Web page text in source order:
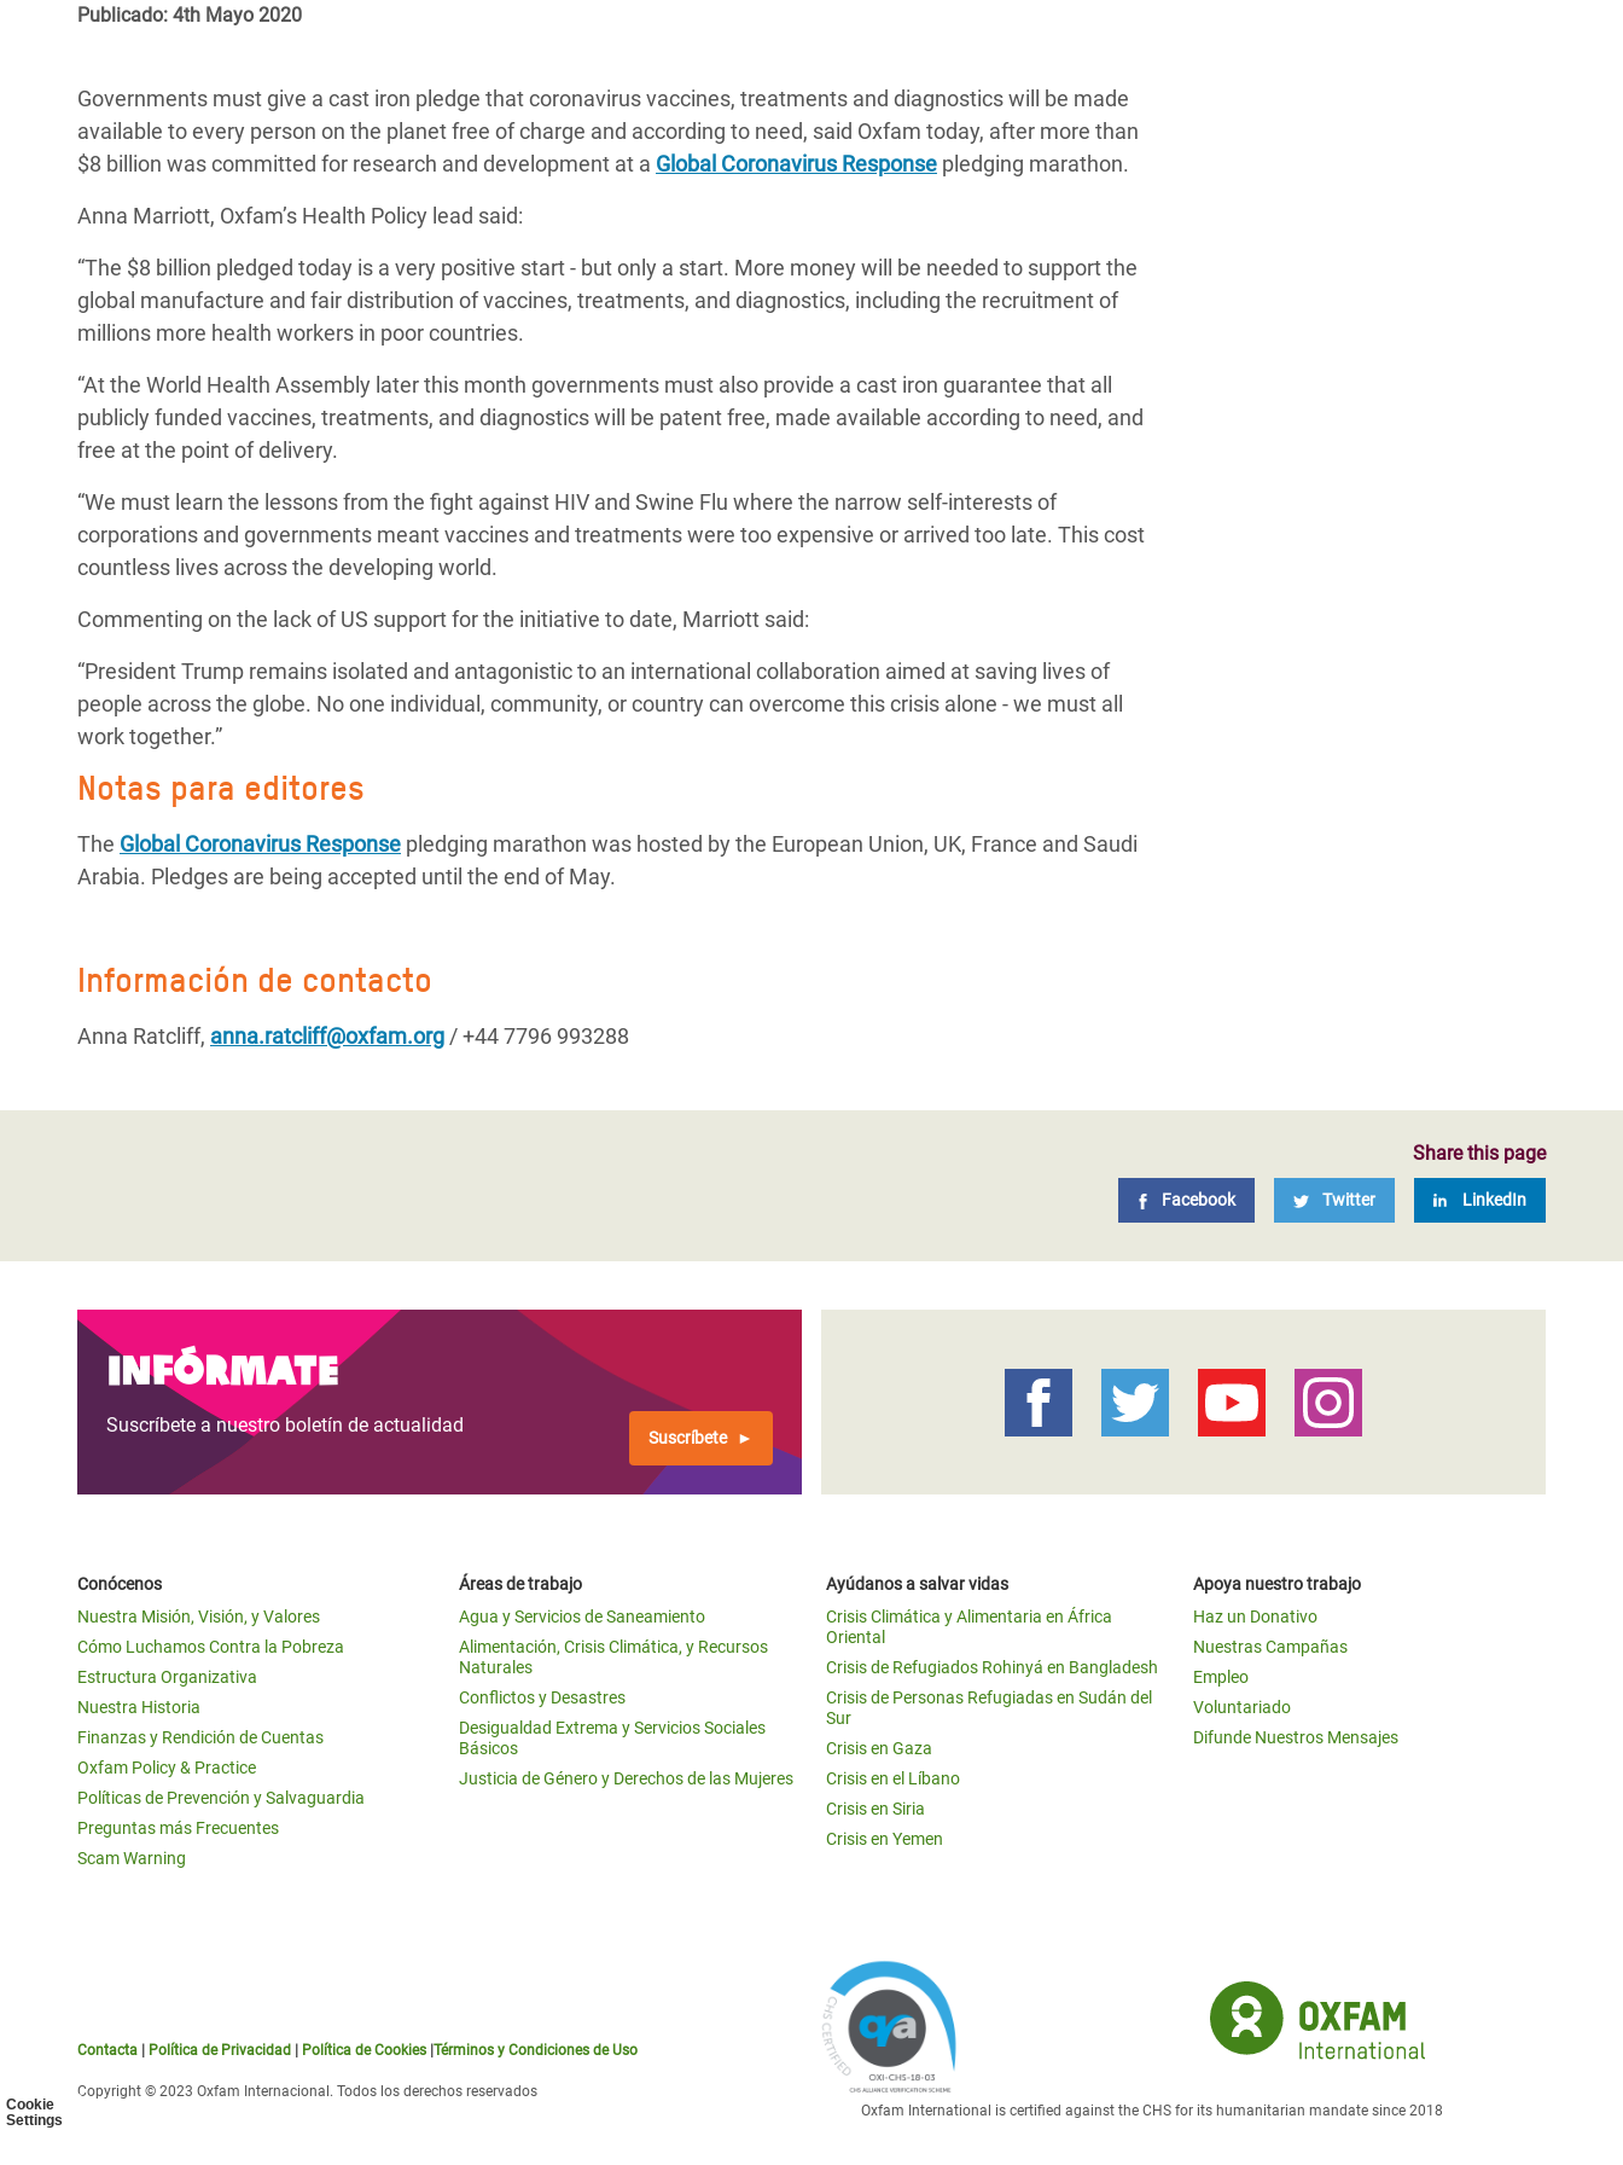
Cookie
Settings
Desigualdad Extrema y
Servicios Sociales Básicos
Digital Age
Gender, Rights, and Justice
Crisis de Personas Refugiadas
en Sudán del Sur
en Bangladesh
Crisis en Siria
Crisis en Yemen
#ActuaPorElClima
se Oculta tras los Alimentos
¡Basta! Acabemos con las violencias contra
ayuda
la
navegación
Publicado: 4th Mayo 2020
Governments must give a cast iron pledge that coronavirus vaccines, treatments and diagnostics will be made
available to every person on the planet free of charge and according to need, said Oxfam today, after more than
$8 billion was committed for research and development at a Global Coronavirus Response pledging marathon.
Anna Marriott, Oxfam’s Health Policy lead said:
“The $8 billion pledged today is a very positive start - but only a start. More money will be needed to support the
global manufacture and fair distribution of vaccines, treatments, and diagnostics, including the recruitment of
millions more health workers in poor countries.
“At the World Health Assembly later this month governments must also provide a cast iron guarantee that all
publicly funded vaccines, treatments, and diagnostics will be patent free, made available according to need, and
free at the point of delivery.
“We must learn the lessons from the fight against HIV and Swine Flu where the narrow self-interests of
corporations and governments meant vaccines and treatments were too expensive or arrived too late. This cost
countless lives across the developing world.
Commenting on the lack of US support for the initiative to date, Marriott said:
“President Trump remains isolated and antagonistic to an international collaboration aimed at saving lives of
people across the globe. No one individual, community, or country can overcome this crisis alone - we must all
work together.”
Notas para editores
The Global Coronavirus Response pledging marathon was hosted by the European Union, UK, France and Saudi
Arabia. Pledges are being accepted until the end of May.
Información de contacto
Anna Ratcliff, anna.ratcliff@oxfam.org / +44 7796 993288
Share this page
Facebook Twitter LinkedIn
Infórmate
Suscríbete a nuestro boletín de actualidad
Suscríbete
Conócenos
Nuestra Misión, Visión, y Valores
Cómo Luchamos Contra la Pobreza
Estructura Organizativa
Nuestra Historia
Finanzas y Rendición de Cuentas
Oxfam Policy & Practice
Políticas de Prevención y Salvaguardia
Preguntas más Frecuentes
Scam Warning
Áreas de trabajo
Agua y Servicios de Saneamiento
Alimentación, Crisis Climática, y Recursos
Naturales
Conflictos y Desastres
Desigualdad Extrema y Servicios Sociales
Básicos
Justicia de Género y Derechos de las Mujeres
Ayúdanos a salvar vidas
Crisis Climática y Alimentaria en África
Oriental
Crisis de Refugiados Rohinyá en Bangladesh
Crisis de Personas Refugiadas en Sudán del
Sur
Crisis en Gaza
Crisis en el Líbano
Crisis en Siria
Crisis en Yemen
Apoya nuestro trabajo
Haz un Donativo
Nuestras Campañas
Empleo
Voluntariado
Difunde Nuestros Mensajes
Contacta Política de Privacidad Política de Cookies Términos y Condiciones de Uso
Copyright © 2023 Oxfam Internacional. Todos los derechos reservados
Oxfam International is certified against the CHS for its humanitarian mandate since 2018